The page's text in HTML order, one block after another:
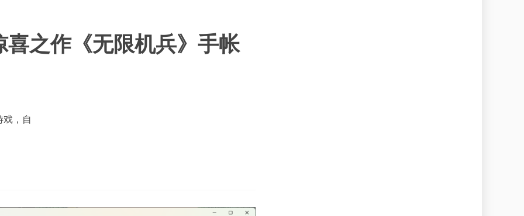
之作《无限机兵》手帐
戏，自